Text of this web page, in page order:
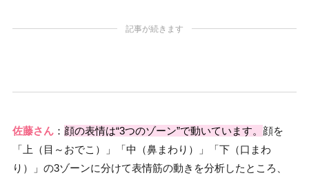
記事が続きます
佐藤さん ： 顔の表情は“3つのゾーン”で動いています。 顔を
「上（目～おでこ）」「中（鼻まわり）」「下（口まわ
り）」の3ゾーンに分けて表情筋の動きを分析したところ、